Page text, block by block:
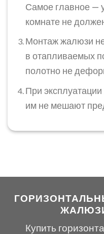
Самое главное —
комнате не
Монтаж жалюзи
в отапливаемых
полотно не
При
им не мешают
Купить